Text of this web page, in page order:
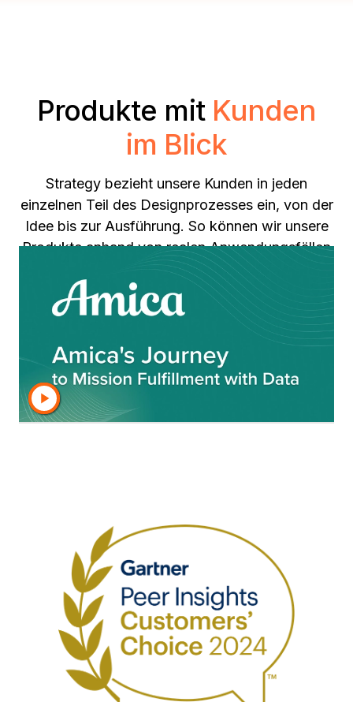
Produkte mit Kunden
im Blick
Strategy bezieht unsere Kunden in jeden
einzelnen Teil des Designprozesses ein, von der
Idee bis zur Ausführung. So können wir unsere
Produkte anhand von realen Anwendungsfällen
und geschäftlichen Herausforderungen
entwickeln. Hören Sie sich die Geschichten
einiger unserer Kunden an, wie sie mit Strategy
umgewandelt haben.
Weitere Erfolgsgeschichten